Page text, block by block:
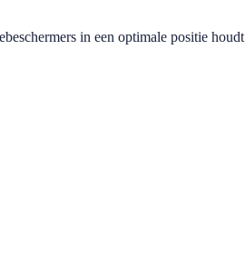
in een optimale positie houdt